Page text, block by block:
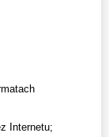
Internetu;